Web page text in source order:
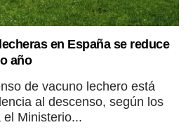
en España se reduce
año
de vacuno lechero está
al descenso, según los
Ministerio...